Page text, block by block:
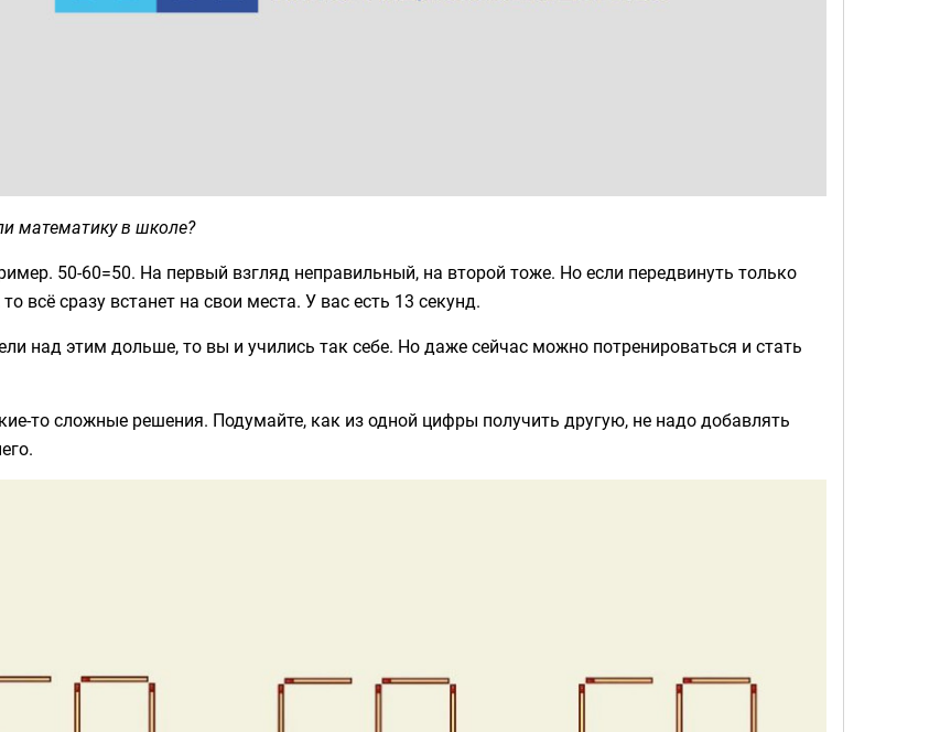
математику в школе?
50-60=50. На первый взгляд неправильный, на второй тоже. Но если передвинуть только
всё сразу встанет на свои места. У вас есть 13 секунд.
над этим дольше, то вы и учились так себе. Но даже сейчас можно потренироваться и стать
то сложные решения. Подумайте, как из одной цифры получить другую, не надо добавлять